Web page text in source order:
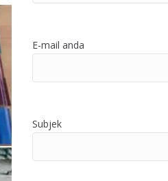
E-mail anda
Subjek